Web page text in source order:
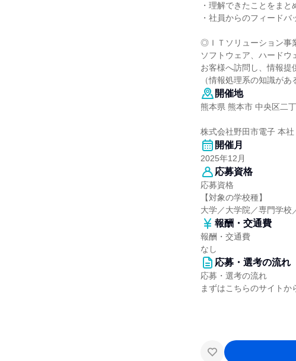
・理解できたことをまと
・社員からのフィードバ
◎ＩＴソリューション事
ソフトウェア、ハードウ
お客様へ訪問し、情報提
（情報処理系の知識があ
開催地
熊本県 熊本市 中央区二
株式会社野田市電子 本社
開催月
2025年12月
応募資格
応募資格
【対象の学校種】
大学／大学院／専門学校
報酬・交通費
報酬・交通費
なし
応募・選考の流れ
応募・選考の流れ
まずはこちらのサイトか